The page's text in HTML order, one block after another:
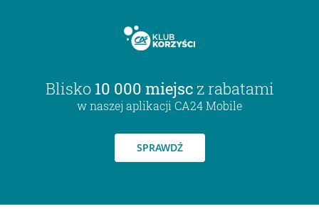
Blisko 10 000 miejsc z rabatami
w naszej aplikacji CA24 Mobile
SPRAWDŹ